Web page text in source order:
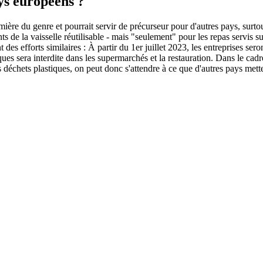
du genre et pourrait servir de précurseur pour d'autres pays,
de la vaisselle réutilisable - mais "seulement" pour les repas servis
efforts similaires : À partir du 1er juillet 2023, les entreprises
sera interdite dans les supermarchés et la restauration. Dans le
plastiques, on peut donc s'attendre à ce que d'autres pays